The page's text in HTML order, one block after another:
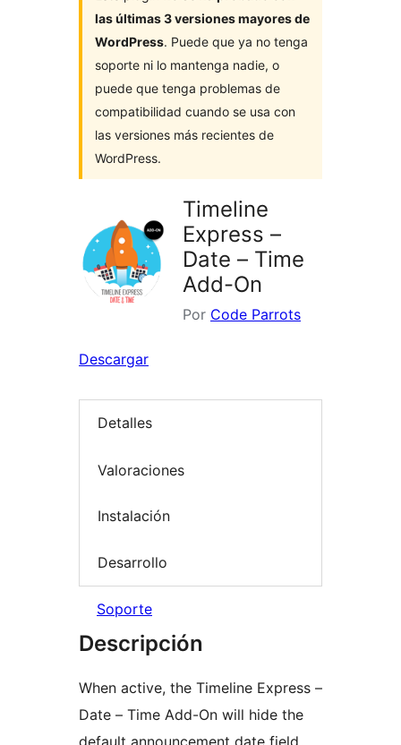
las últimas 3 versiones mayores de
WordPress. Puede que ya no tenga
soporte ni lo mantenga nadie, o
puede que tenga problemas de
compatibilidad cuando se usa con
las versiones más recientes de
WordPress.
Timeline
Express –
Date – Time
Add-On
Por Code Parrots
Descargar
Detalles
Valoraciones
Instalación
Desarrollo
Soporte
Descripción
When active, the Timeline Express –
Date – Time Add-On will hide the